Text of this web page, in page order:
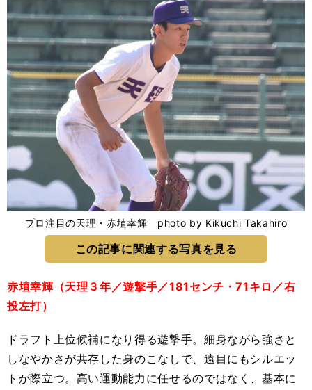
プロ注目の天理・赤埴幸輝 photo by Kikuchi Takahiro
この記事に関連する写真を見る
赤埴幸輝（天理３年／遊撃手／181センチ・71キロ／右
投左打）
ドラフト上位候補になり得る遊撃手。細身ながら強さと
しなやかさが共存した身のこなしで、遠目にもシルエッ
トが際立つ。高い運動能力に任せるのではなく、基本に